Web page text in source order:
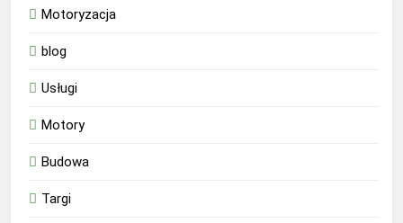
Motoryzacja
blog
Usługi
Motory
Budowa
Targi